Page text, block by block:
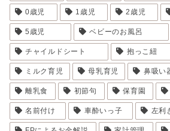
0歳児 1歳児 2歳児
5歳児 ベビーのお風呂
チャイルドシート 抱っこ紐
ミルク育児 母乳育児 鼻吸い
離乳食 初節句 保育園
名前付け 車酔いっ子 左利